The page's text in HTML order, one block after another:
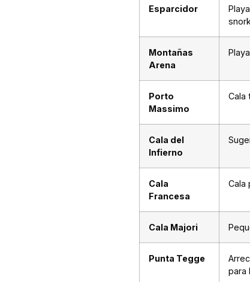
Esparcidor
Montañas
Arena
Porto
Massimo
Cala
Cala del
Infierno
Cala
Francesa
Cala
Cala Majori
Punta Tegge
para